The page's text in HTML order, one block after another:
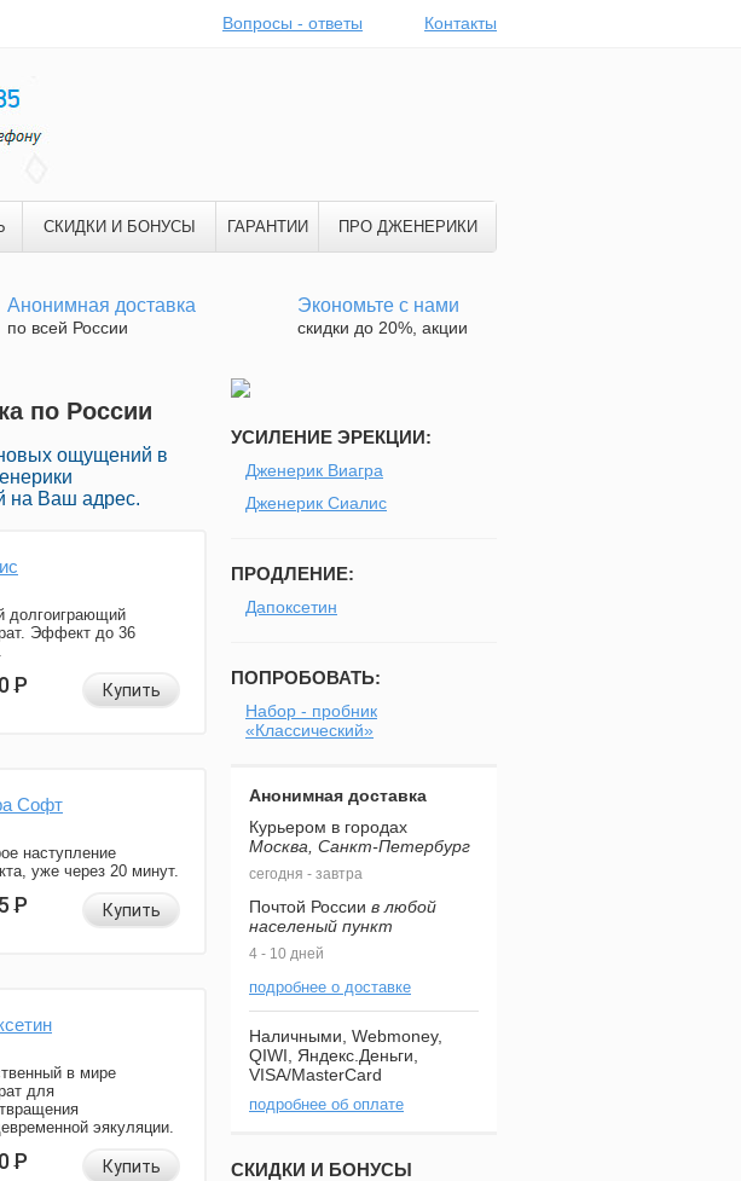
Вопросы - ответы Контакты
СКИДКИ И БОНУСЫ ГАРАНТИИ ПРО ДЖЕНЕРИКИ
Анонимная доставка
по всей России
Экономьте с нами
скидки до 20%, акции
по России
ощущений в
на Ваш адрес.
долгоиграющий
Эффект до 36
Р Купить
Софт
наступление
уже через 20 минут.
Р Купить
в мире
для
эякуляции.
Р Купить
УСИЛЕНИЕ ЭРЕКЦИИ:
Дженерик Виагра
Дженерик Сиалис
ПРОДЛЕНИЕ:
Дапоксетин
ПОПРОБОВАТЬ:
Набор - пробник
«Классический»
Анонимная доставка
Курьером в городах
Москва, Санкт-Петербург
сегодня - завтра
Почтой России в любой
населеный пункт
4 - 10 дней
подробнее о доставке
Наличными, Webmoney,
QIWI, Яндекс.Деньги,
VISA/MasterCard
подробнее об оплате
СКИДКИ И БОНУСЫ